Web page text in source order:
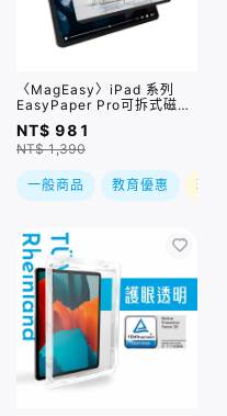
〈MagEasy〉iPad 系列
EasyPaper Pro可拆式磁吸
類紙膜 / 四種規格
NT$ 981
NT$ 1,390
一般商品 教育優惠 現折